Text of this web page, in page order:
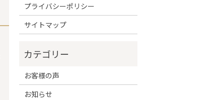
プライバシーポリシー
サイトマップ
お客様の声
お知らせ